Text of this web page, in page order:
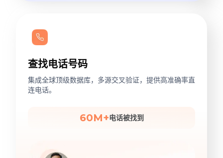
查找电话号码
集成全球顶级数据库，多源交叉验证，提供高准确率直
连电话。
60M+电话被找到